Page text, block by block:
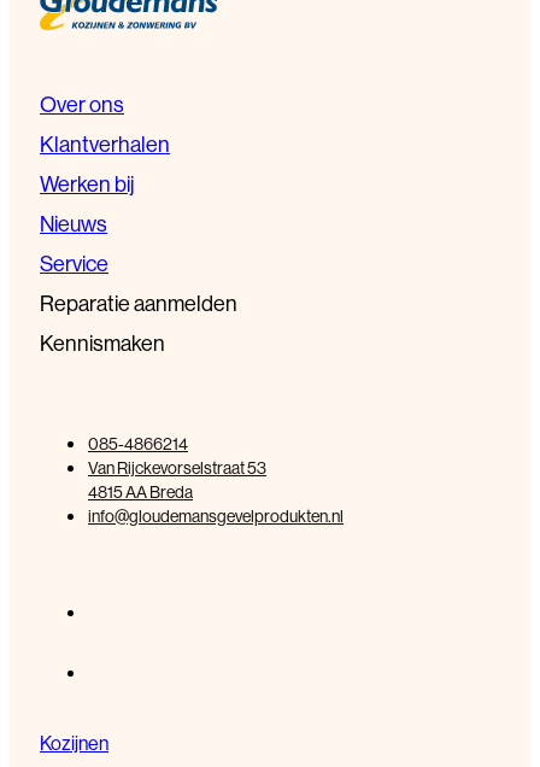
Over ons
Klantverhalen
Werken bij
Nieuws
Service
Reparatie aanmelden
Kennismaken
085-4866214
Van Rijckevorselstraat 53
4815 AA Breda
info@gloudemansgevelprodukten.nl
Kozijnen